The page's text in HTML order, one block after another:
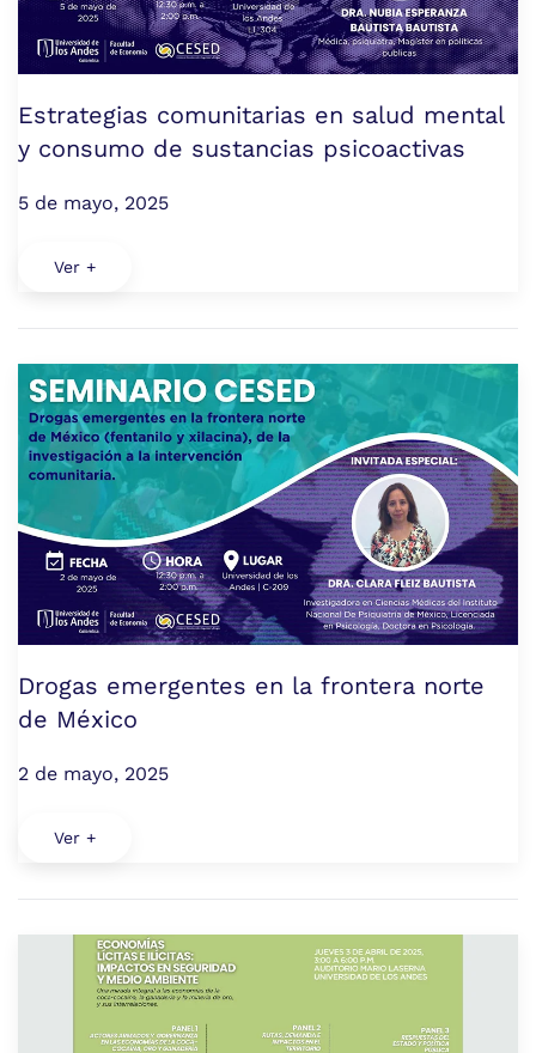
Estrategias comunitarias en salud mental
y consumo de sustancias psicoactivas
5 de mayo, 2025
Ver +
Drogas emergentes en la frontera norte
de México
2 de mayo, 2025
Ver +